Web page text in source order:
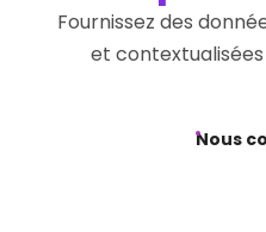
Fournissez des
et
Nous